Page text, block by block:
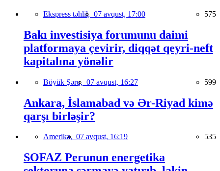
Ekspress təhlil, 07 avqust, 17:00 575
Bakı investisiya forumunu daimi
platformaya çevirir, diqqət qeyri-neft
kapitalına yönəlir
Böyük Şərq, 07 avqust, 16:27 599
Ankara, İslamabad və Ər-Riyad kimə
qarşı birləşir?
Amerika, 07 avqust, 16:19 535
SOFAZ Perunun energetika